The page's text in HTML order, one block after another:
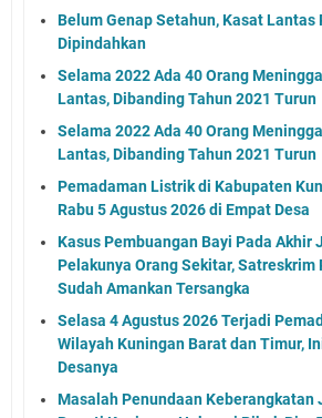
Belum Genap Setahun, Kasat Lantas
Dipindahkan
Selama 2022 Ada 40 Orang
Lantas, Dibanding Tahun 2021 Turun
Selama 2022 Ada 40 Orang
Lantas, Dibanding Tahun 2021 Turun
Pemadaman Listrik di Kabupaten
Rabu 5 Agustus 2026 di Empat Desa
Kasus Pembuangan Bayi Pada Akhir
Pelakunya Orang Sekitar, Satreskrim
Sudah Amankan Tersangka
Selasa 4 Agustus 2026 Terjadi
Wilayah Kuningan Barat dan Timur,
Desanya
Masalah Penundaan Keberangkatan